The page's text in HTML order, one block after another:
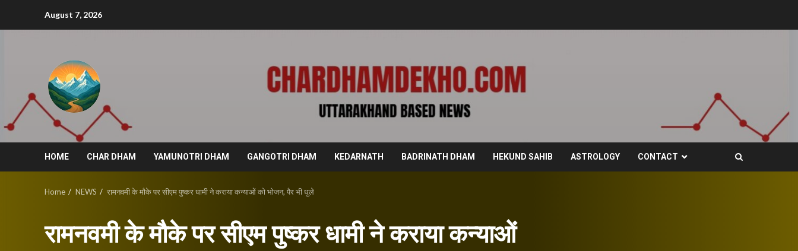
August 7, 2026
HOME CHAR DHAM YAMUNOTRI DHAM GANGOTRI DHAM KEDARNATH BADRINATH DHAM HEKUND SAHIB ASTROLOGY CONTACT
Home NEWS रामनवमी के मौके पर सीएम पुष्कर धामी ने कराया कन्याओं को भोजन, पैर भी धुले
रामनवमी के मौके पर सीएम पुष्कर धामी ने कराया कन्याओं